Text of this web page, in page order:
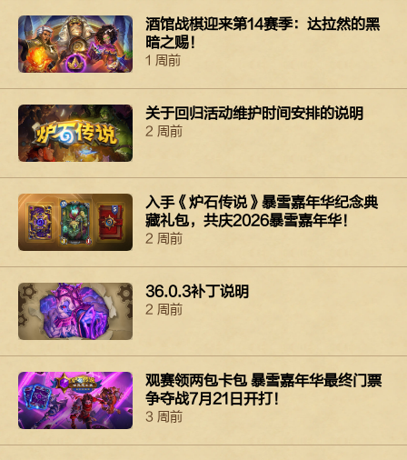
酒馆战棋迎来第14赛季：达拉然的黑
暗之赐！
1 周前
关于回归活动维护时间安排的说明
2 周前
入手《炉石传说》暴雪嘉年华纪念典
藏礼包，共庆2026暴雪嘉年华！
2 周前
36.0.3补丁说明
2 周前
观赛领两包卡包 暴雪嘉年华最终门票
争夺战7月21日开打！
3 周前